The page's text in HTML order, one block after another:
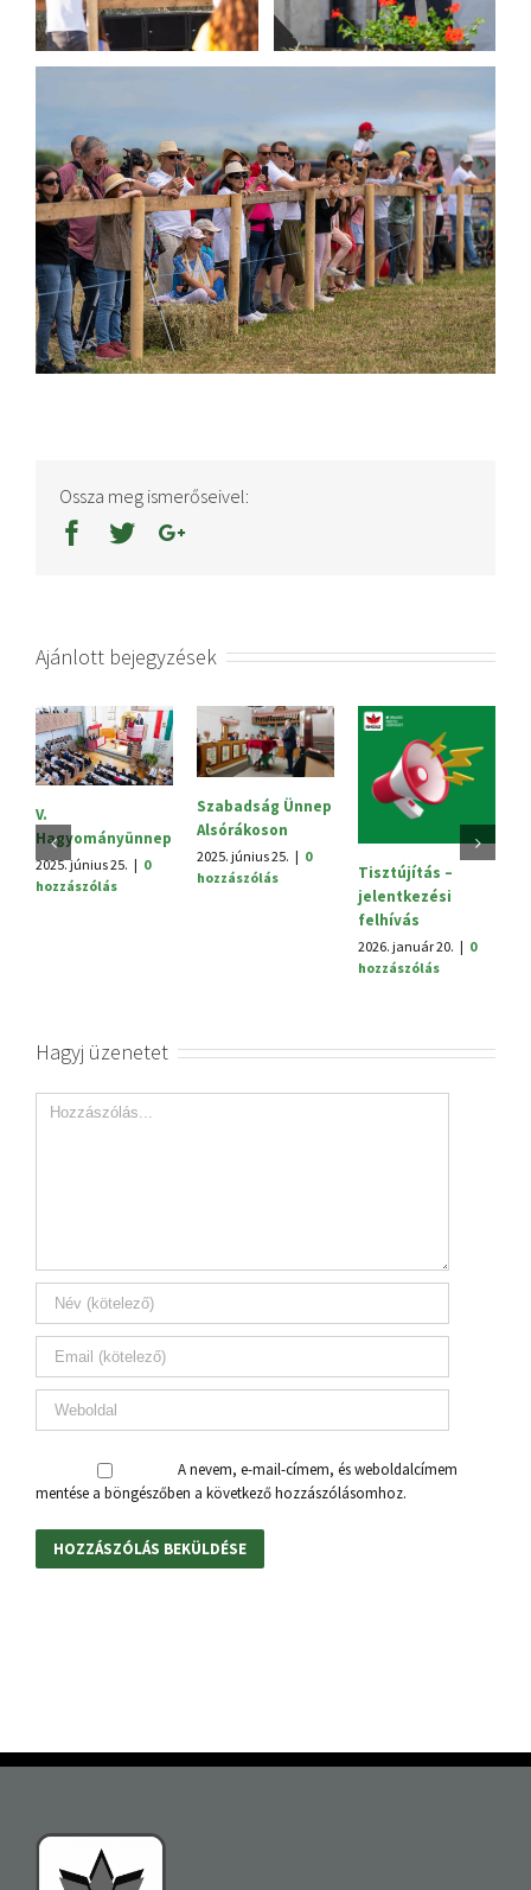
Ossza meg ismerőseivel:
Ajánlott bejegyzések
V.
Hagyományünnep
2025. június 25. | 0
hozzászólás
Szabadság Ünnep
Alsórákoson
2025. június 25. | 0
hozzászólás
Tisztújítás –
jelentkezési
felhívás
2026. január 20. | 0
hozzászólás
Hagyj üzenetet
A nevem, e-mail-címem, és weboldalcímem
mentése a böngészőben a következő hozzászólásomhoz.